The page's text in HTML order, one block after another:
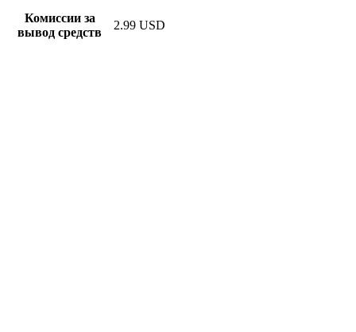
Комиссии за
вывод средств
2.99 USD